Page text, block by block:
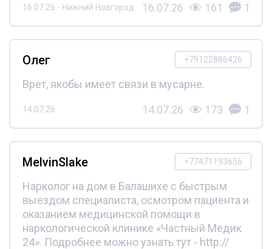
16.07.26 - Нижний Новгород 16.07.26 161 1
+79122886426
Олег
Врет, якобы имеет связи в мусарне.
14.07.26 14.07.26 173 1
+77471193656
MelvinSlake
Нарколог на дом в Балашихе с быстрым
выездом специалиста, осмотром пациента и
оказанием медицинской помощи в
наркологической клинике «Частный Медик
24». Подробнее можно узнать тут - http://